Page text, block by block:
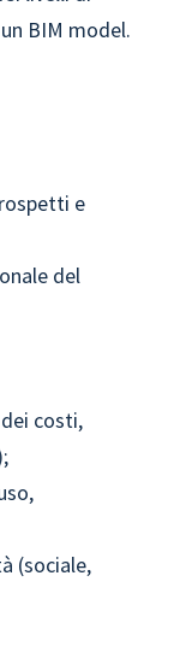
BIM model.
e
del
costi,
(sociale,